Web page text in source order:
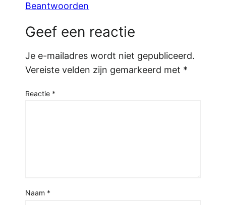
Beantwoorden
Geef een reactie
Je e-mailadres wordt niet gepubliceerd.
Vereiste velden zijn gemarkeerd met *
Reactie *
Naam *